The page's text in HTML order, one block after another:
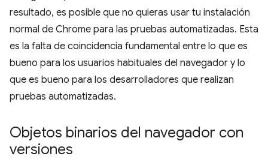
resultado, es posible que no quieras usar tu instalación
normal de Chrome para las pruebas automatizadas. Esta
es la falta de coincidencia fundamental entre lo que es
bueno para los usuarios habituales del navegador y lo
que es bueno para los desarrolladores que realizan
pruebas automatizadas.
Objetos binarios del navegador con
versiones